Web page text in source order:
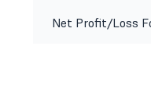
Net Profit/Loss